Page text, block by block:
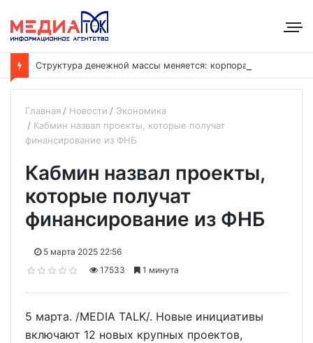
Главная Новости
Экономика
Кабмин назвал проекты, которые получат
финансирование из ФНБ
Кабмин назвал проекты,
которые получат
финансирование из ФНБ
5 марта 2025 22:56
17533
1 минута
5 марта. /MEDIA TALK/. Новые инициативы
включают 12 новых крупных проектов,